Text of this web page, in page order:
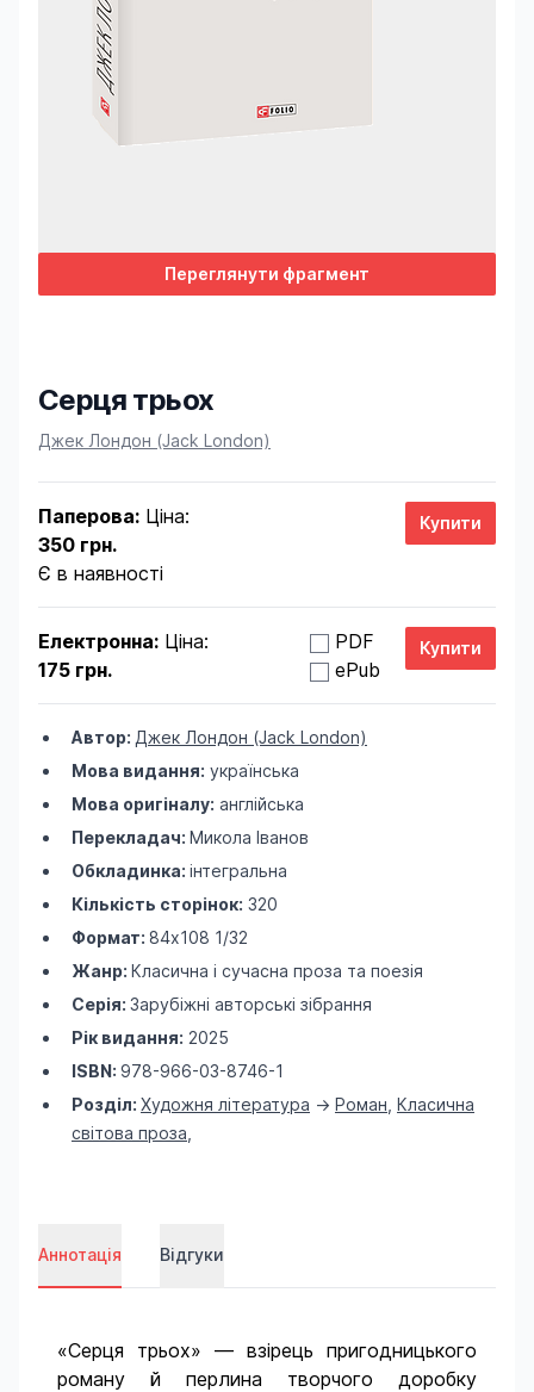
Переглянути фрагмент
Серця трьох
Product information
Джек Лондон (Jack London)
Паперова: Ціна:
350 грн.
Є в наявності
Електронна: Ціна:
175 грн.
PDF
ePub
Автор: Джек Лондон (Jack London)
Мова видання: українська
Мова оригіналу: англійська
Перекладач: Микола Іванов
Обкладинка: інтегральна
Кількість сторінок: 320
Формат: 84х108 1/32
Жанр: Класична і сучасна проза та поезія
Серія: Зарубіжні авторські зібрання
Рік видання: 2025
ISBN: 978-966-03-8746-1
Розділ: Художня література -> Роман Класична
світова проза
Аннотація Відгуки
«Серця трьох» — взірець пригодницького
роману й перлина творчого доробку